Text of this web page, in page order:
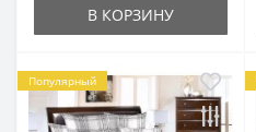
В КОРЗИНУ
Популярный